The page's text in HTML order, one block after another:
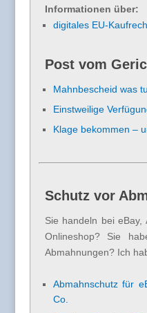
Informationen über:
digitales EU-
Post vom
Mahnbescheid was
Einstweilige
Klage bekommen –
Schutz vor
Sie handeln bei
Onlineshop? Sie
Abmahnungen? Ich
Abmahnschutz für
Co.